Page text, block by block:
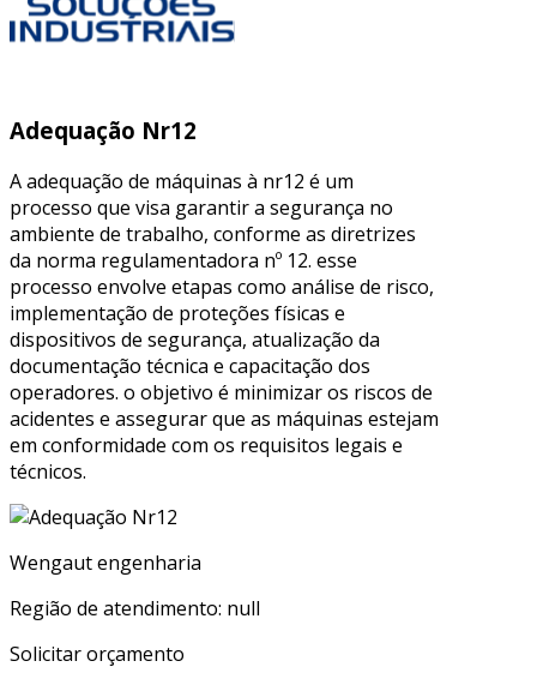
Adequação Nr12
A adequação de máquinas à nr12 é um
processo que visa garantir a segurança no
ambiente de trabalho, conforme as diretrizes
da norma regulamentadora nº 12. esse
processo envolve etapas como análise de risco,
implementação de proteções físicas e
dispositivos de segurança, atualização da
documentação técnica e capacitação dos
operadores. o objetivo é minimizar os riscos de
acidentes e assegurar que as máquinas estejam
em conformidade com os requisitos legais e
técnicos.
Wengaut engenharia
Região de atendimento: null
Solicitar orçamento